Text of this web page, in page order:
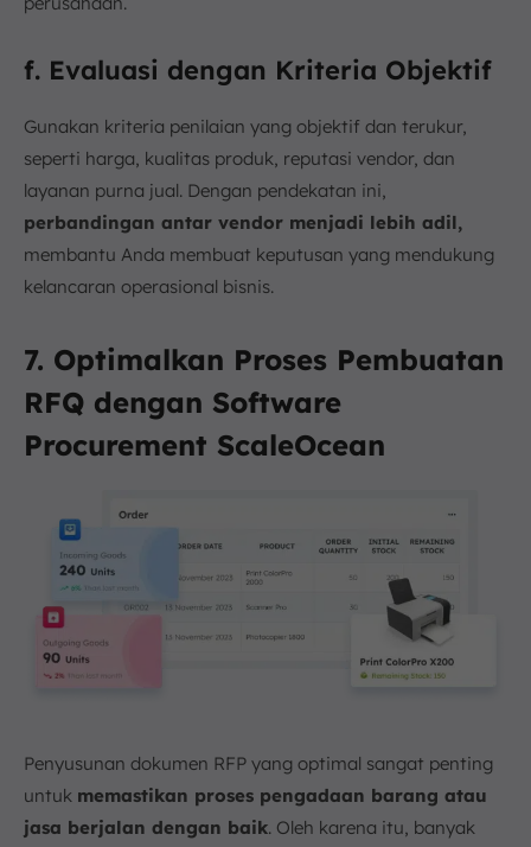
f. Evaluasi dengan Kriteria Objektif
Gunakan kriteria penilaian yang objektif dan terukur,
seperti harga, kualitas produk, reputasi vendor, dan
layanan purna jual. Dengan pendekatan ini,
perbandingan antar vendor menjadi lebih adil,
membantu Anda membuat keputusan yang mendukung
kelancaran operasional bisnis.
7. Optimalkan Proses Pembuatan
RFQ dengan Software
Procurement ScaleOcean
Penyusunan dokumen RFP yang optimal sangat penting
untuk memastikan proses pengadaan barang atau
jasa berjalan dengan baik. Oleh karena itu, banyak